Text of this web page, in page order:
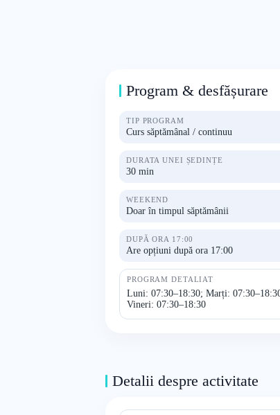
Program & desfășurare
TIP PROGRAM
Curs săptămânal / continuu
DURATA UNEI ȘEDINȚE
30 min
WEEKEND
Doar în timpul săptămânii
DUPĂ ORA 17:00
Are opțiuni după ora 17:00
PROGRAM DETALIAT
Luni: 07:30–18:30; Marți:
Vineri: 07:30–18:30
Detalii despre activitate